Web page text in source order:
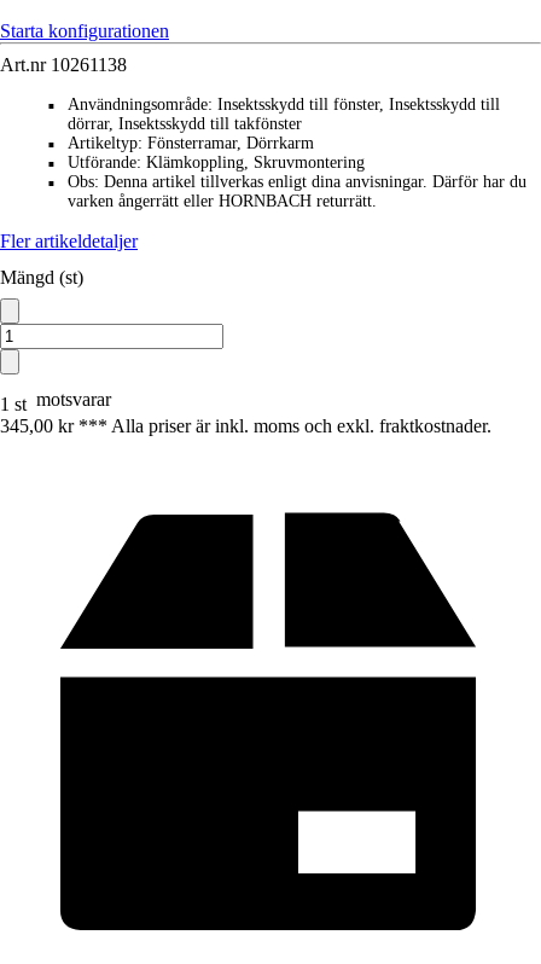
Starta konfigurationen
Art.nr 10261138
■ Användningsområde: Insektsskydd till fönster, Insektsskydd till
dörrar, Insektsskydd till takfönster
■ Artikeltyp: Fönsterramar, Dörrkarm
■ Utförande: Klämkoppling, Skruvmontering
■ Obs: Denna artikel tillverkas enligt dina anvisningar. Därför har du
varken ångerrätt eller HORNBACH returrätt.
Fler artikeldetaljer
Mängd (st)
1 st motsvarar
345,00 kr *** Alla priser är inkl. moms och exkl. fraktkostnader.